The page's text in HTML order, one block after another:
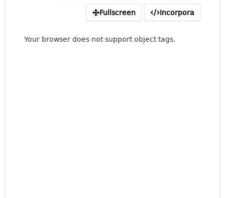
Fullscreen Incorpora
Your browser does not support object tags.